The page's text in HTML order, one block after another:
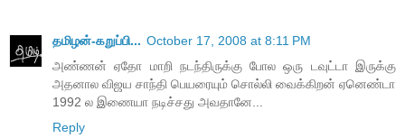
தமிழன்-கறுப்பி... October 17, 2008 at 8:11 PM
அண்ணன் ஏதோ மாறி நடந்திருக்கு போல ஒரு டவுட்டா இருக்கு
அதனால விஜய சாந்தி பெயரையும் சொல்லி வைக்கிறன் ஏனெண்டா
1992 ல இணையா நடிச்சது அவதானே...
Reply